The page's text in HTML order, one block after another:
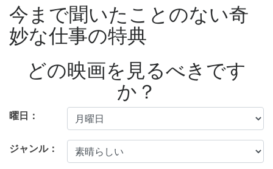
今まで聞いたことのない奇
妙な仕事の特典
どの映画を見るべきです
か？
曜日：
ジャンル：